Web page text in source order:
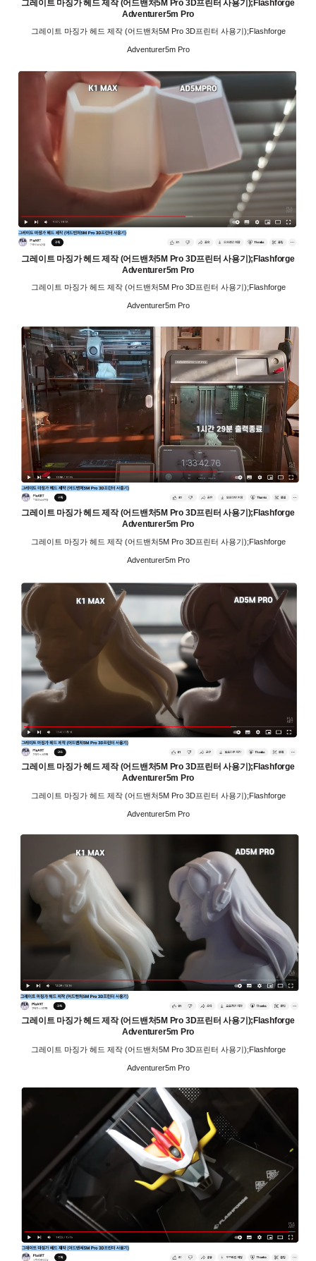
그레이트 마징가 헤드 제작 (어드밴처5M Pro 3D프린터 사용기);Flashforge
Adventurer5m Pro
그레이트 마징가 헤드 제작 (어드밴처5M Pro 3D프린터 사용기);Flashforge
Adventurer5m Pro
그레이트 마징가 헤드 제작 (어드밴처5M Pro 3D프린터 사용기);Flashforge
Adventurer5m Pro
그레이트 마징가 헤드 제작 (어드밴처5M Pro 3D프린터 사용기);Flashforge
Adventurer5m Pro
그레이트 마징가 헤드 제작 (어드밴처5M Pro 3D프린터 사용기);Flashforge
Adventurer5m Pro
그레이트 마징가 헤드 제작 (어드밴처5M Pro 3D프린터 사용기);Flashforge
Adventurer5m Pro
그레이트 마징가 헤드 제작 (어드밴처5M Pro 3D프린터 사용기);Flashforge
Adventurer5m Pro
그레이트 마징가 헤드 제작 (어드밴처5M Pro 3D프린터 사용기);Flashforge
Adventurer5m Pro
그레이트 마징가 헤드 제작 (어드밴처5M Pro 3D프린터 사용기);Flashforge
Adventurer5m Pro
그레이트 마징가 헤드 제작 (어드밴처5M Pro 3D프린터 사용기);Flashforge
Adventurer5m Pro